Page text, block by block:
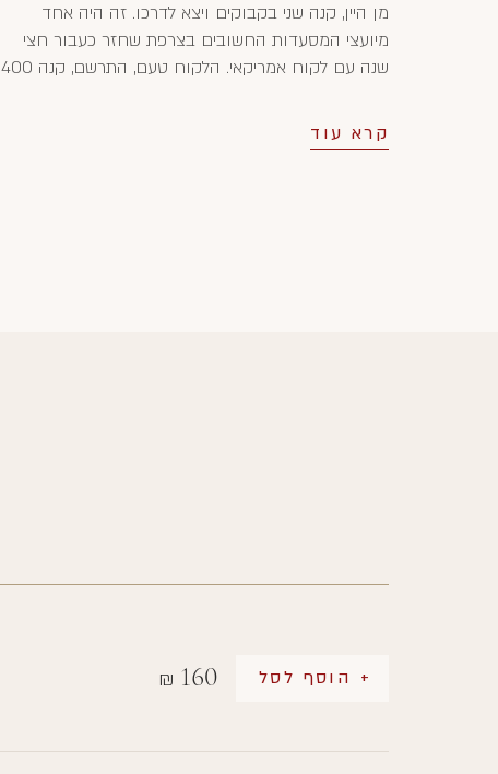
מן היין, קנה שני בקבוקים ויצא לדרכו. זה היה אחד
מיועצי המסעדות החשובים בצרפת שחזר כעבור חצי
שנה עם לקוח אמריקאי. הלקוח טעם, התרשם, קנה 400
והועבר ליקב רק בתומה, אך בזמן זה הפכו יינות היקב
קרא עוד
₪ 160 + הוסף לסל